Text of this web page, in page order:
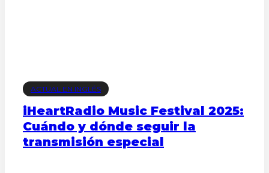
ACTUAL EN INGLÉS
iHeartRadio Music Festival 2025:
Cuándo y dónde seguir la
transmisión especial